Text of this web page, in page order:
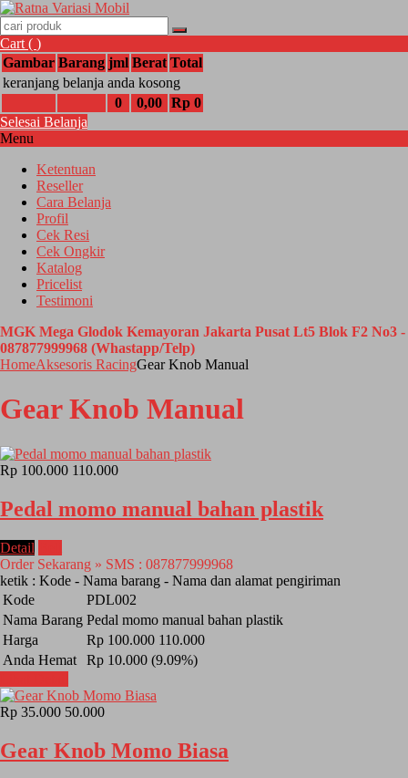
Cart ( )
Gambar Barang jml Berat Total
keranjang belanja anda kosong
0
0,00 Rp 0
Selesai Belanja
Menu
Ketentuan
Reseller
Cara Belanja
Profil
Cek Resi
Cek Ongkir
Katalog
Pricelist
Testimoni
MGK Mega Glodok Kemayoran Jakarta Pusat Lt5 Blok F2 No3 -
087877999968 (Whastapp/Telp)
HomeAksesoris RacingGear Knob Manual
Gear Knob Manual
Rp 100.000 110.000
Pedal momo manual bahan plastik
Detail
Order Sekarang » SMS : 087877999968
ketik : Kode - Nama barang - Nama dan alamat pengiriman
Kode
PDL002
Nama Barang Pedal momo manual bahan plastik
Harga
Rp 100.000 110.000
Anda Hemat
Rp 10.000 (9.09%)
Rp 35.000 50.000
Gear Knob Momo Biasa